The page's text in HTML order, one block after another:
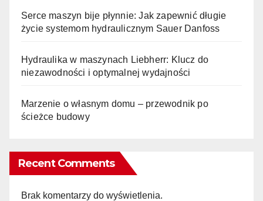
Serce maszyn bije płynnie: Jak zapewnić długie
życie systemom hydraulicznym Sauer Danfoss
Hydraulika w maszynach Liebherr: Klucz do
niezawodności i optymalnej wydajności
Marzenie o własnym domu – przewodnik po
ścieżce budowy
Recent Comments
Brak komentarzy do wyświetlenia.